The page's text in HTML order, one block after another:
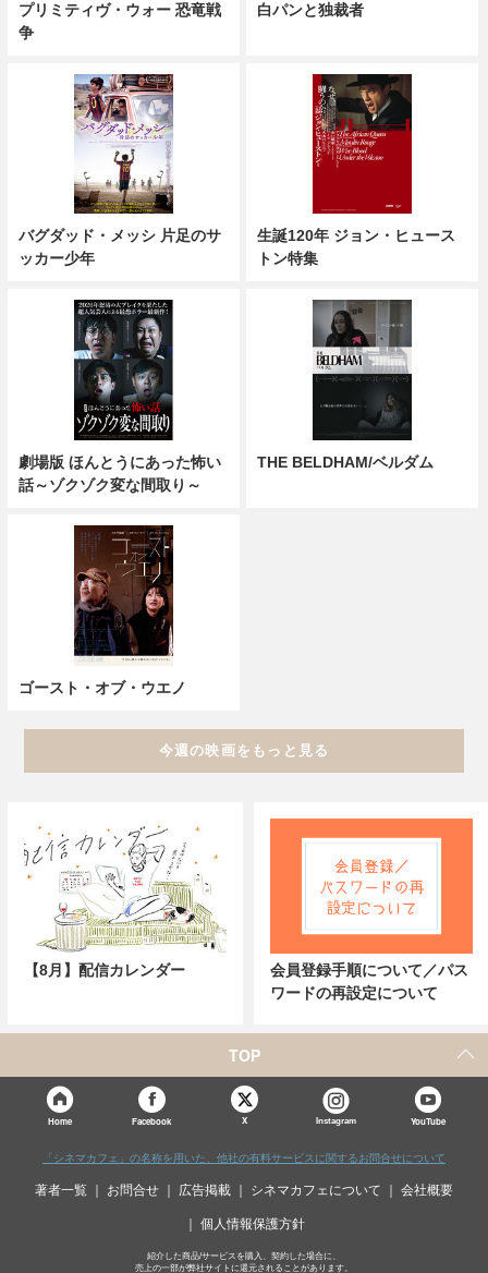
プリミティヴ・ウォー 恐竜戦
争
白パンと独裁者
バグダッド・メッシ 片足のサ
ッカー少年
生誕120年 ジョン・ヒュース
トン特集
劇場版 ほんとうにあった怖い
話～ゾクゾク変な間取り～
THE BELDHAM/ベルダム
ゴースト・オブ・ウエノ
今週の映画をもっと見る
【8月】配信カレンダー
会員登録手順について／パス
ワードの再設定について
TOP
Home Facebook X Instagram YouTube
「シネマカフェ」の名称を用いた、他社の有料サービスに関するお問合せについて
著者一覧 お問合せ 広告掲載 シネマカフェについて 会社概要
個人情報保護方針
紹介した商品/サービスを購入、契約した場合に、
売上の一部が弊社サイトに還元されることがあります。